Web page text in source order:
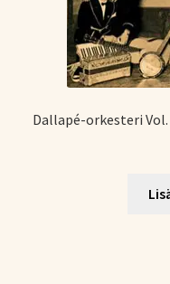
Dallapé-orkesteri Vol.